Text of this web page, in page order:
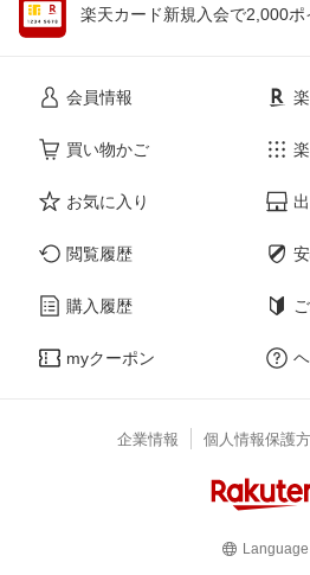
楽天カード新規入会で2,000ポ
会員情報
買い物かご
お気に入り
閲覧履歴
購入履歴
myクーポン
企業情報 個人情報保護
Language